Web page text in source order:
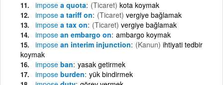
impose a quota (Ticaret) kota koymak
impose a tariff on (Ticaret) vergiye bağlamak
impose a tax on (Ticaret) vergiye bağlamak
impose an embargo on ambargo koymak
impose an interim injunction (Kanun) ihtiyati tedbir
koymak
impose ban yasak getirmek
impose burden yük bindirmek